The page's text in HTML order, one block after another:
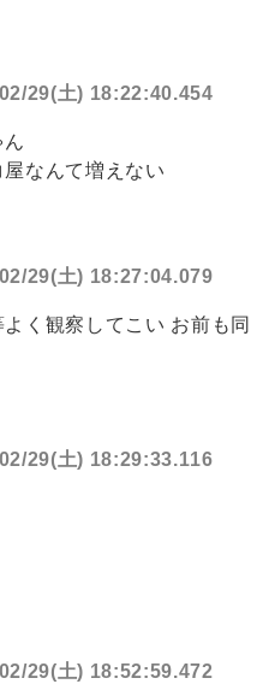
29(土) 18:22:40.454
なんて増えない
29(土) 18:27:04.079
く観察してこい お前も同
29(土) 18:29:33.116
29(土) 18:52:59.472